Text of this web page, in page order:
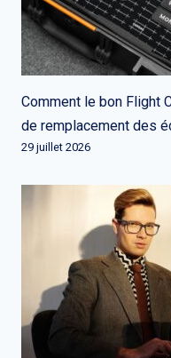
Comment le bon Flight
de remplacement des
29 juillet 2026